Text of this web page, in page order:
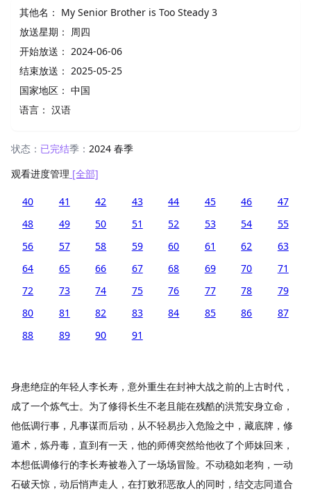
其他名： My Senior Brother is Too Steady 3
放送星期：
周四
开始放送： 2024-06-06
结束放送： 2025-05-25
国家地区： 中国
语言： 汉语
状态： 已完结季： 2024 春季
观看进度管理 [全部]
40 41 42 43 44 45 46
47
48
49 50 51 52 53 54
55
56
57 58 59 60 61 62
63
64
65 66 67 68 69 70
71
72
73 74 75 76 77 78
79
80
81 82 83 84 85 86
87
88
89 90 91
身患绝症的年轻人李长寿，意外重生在封神大战之前的上古时代，
成了一个炼气士。为了修得长生不老且能在残酷的洪荒安身立命，
他低调行事，凡事谋而后动，从不轻易步入危险之中，藏底牌，修
遁术，炼丹毒，直到有一天，他的师傅突然给他收了个师妹回来，
本想低调修行的李长寿被卷入了一场场冒险。不动稳如老狗，一动
石破天惊，动后悄声走人，在打败邪恶敌人的同时，结交志同道合